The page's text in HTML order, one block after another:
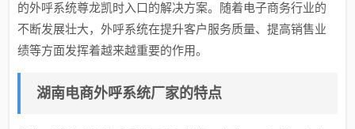
的外呼系统尊龙凯时入口的解决方案。随着电子商务行业的
不断发展壮大，外呼系统在提升客户服务质量、提高销售业
绩等方面发挥着越来越重要的作用。
湖南电商外呼系统厂家的特点